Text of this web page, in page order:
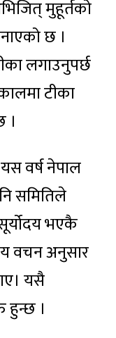
मुहूर्तको
छ ।
लगाउनुपर्छ
टीका
।
वर्ष नेपाल
समितिले
भएकै
वचन अनुसार
यसै
।